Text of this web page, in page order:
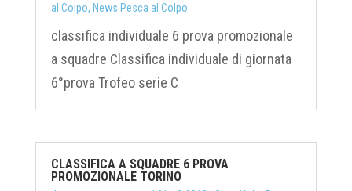
al Colpo, News Pesca al Colpo
classifica individuale 6 prova promozionale
a squadre Classifica individuale di giornata
6°prova Trofeo serie C
CLASSIFICA A SQUADRE 6 PROVA
PROMOZIONALE TORINO